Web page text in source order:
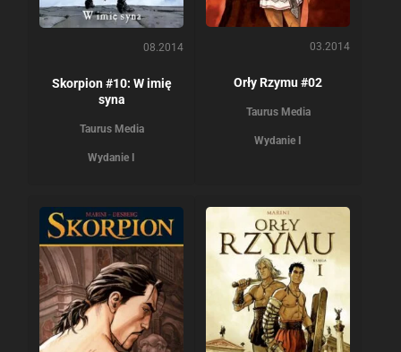
08.2014
Skorpion #10: W imię
syna
Taurus Media
Wydanie I
03.2014
Orły Rzymu #02
Taurus Media
Wydanie I